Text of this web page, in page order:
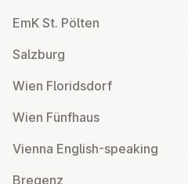
EmK St. Pölten
Salzburg
Wien Flo­rids­dorf
Wien Fünfhaus
Vienna English-speaking
Bregenz